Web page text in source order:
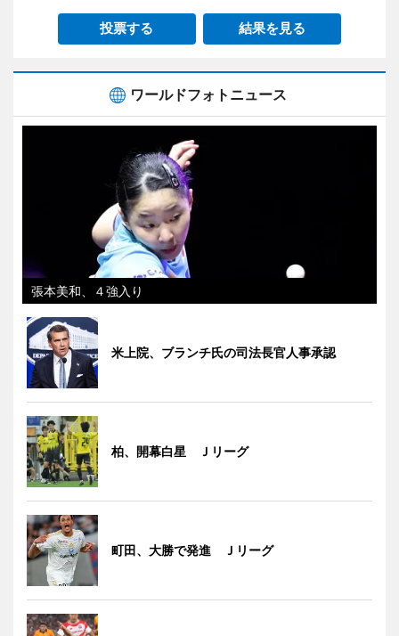
投票する 結果を見る
ワールドフォトニュース
張本美和、４強入り
米上院、ブランチ氏の司法長官人事承認
柏、開幕白星 Ｊリーグ
町田、大勝で発進 Ｊリーグ